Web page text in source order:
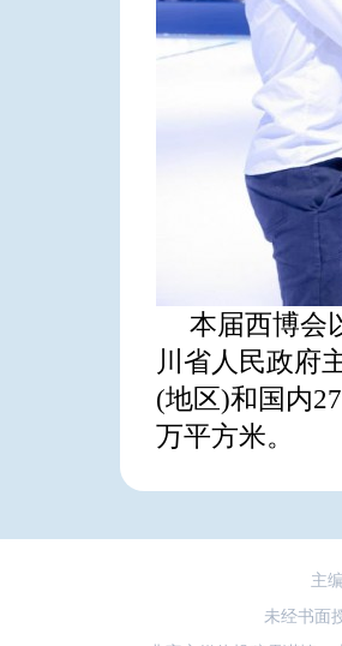
本届西博会
川省人民政府
(地区)和国内
万平方米。
主
未经书面